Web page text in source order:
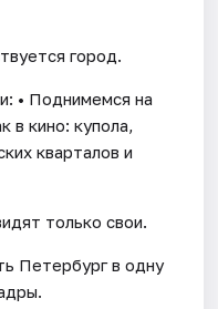
город.
• Поднимемся на
в кино: купола,
кварталов и
только свои.
Петербург в одну